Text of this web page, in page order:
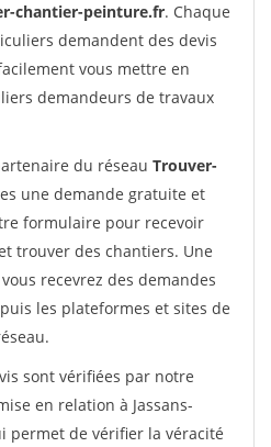
chantier-peinture.fr. Chaque
demandent des devis
vous mettre en
demandeurs de travaux
du réseau Trouver-
une demande gratuite et
formulaire pour recevoir
trouver des chantiers. Une
recevrez des demandes
les plateformes et sites de
sont vérifiées par notre
en relation à Jassans-
permet de vérifier la véracité